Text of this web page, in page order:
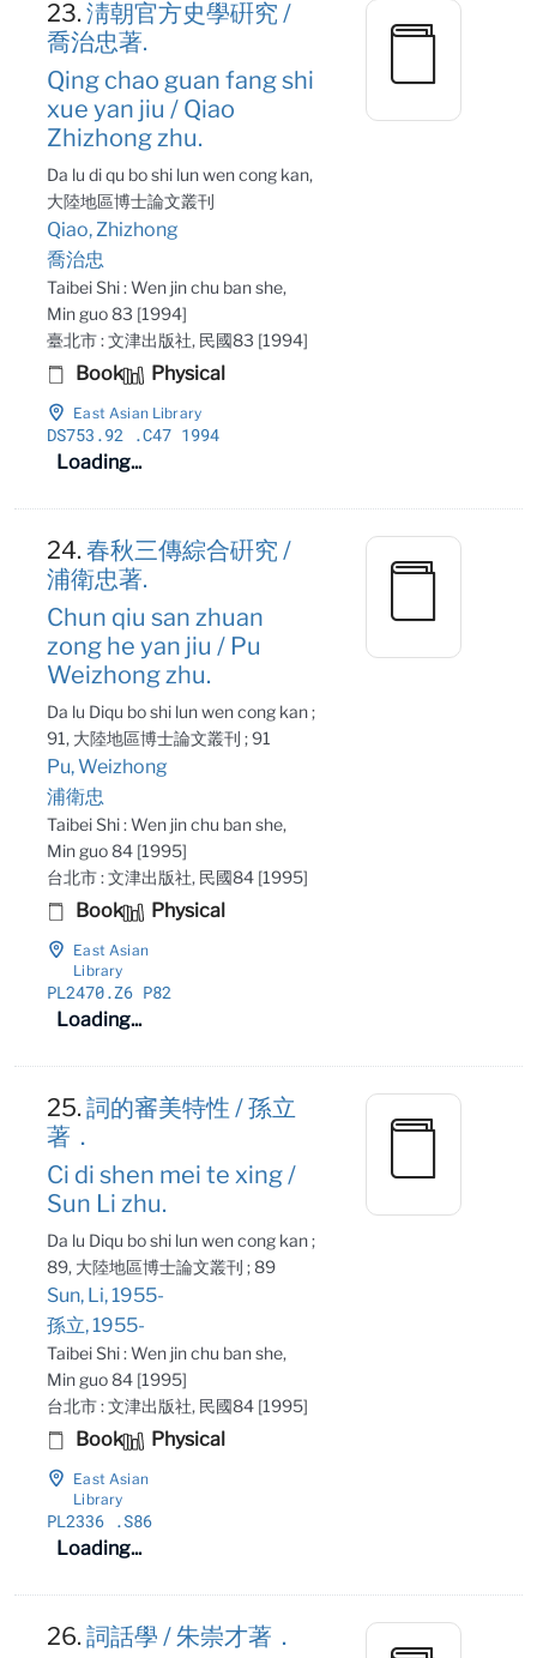
23.淸朝官方史學硏究 /
喬治忠著.
Qing chao guan fang shi
xue yan jiu / Qiao
Zhizhong zhu.
Da lu di qu bo shi lun wen cong kan,
大陸地區博士論文叢刊
Qiao, Zhizhong
喬治忠
Taibei Shi : Wen jin chu ban she,
Min guo 83 [1994]
臺北市 : 文津出版社, 民國83 [1994]
Book Physical
East Asian Library
DS753 .92 .C47 1994
Loading...
24.春秋三傳綜合硏究 /
浦衛忠著.
Chun qiu san zhuan
zong he yan jiu / Pu
Weizhong zhu.
Da lu Diqu bo shi lun wen cong kan ;
91, 大陸地區博士論文叢刊 ; 91
Pu, Weizhong
浦衛忠
Taibei Shi : Wen jin chu ban she,
Min guo 84 [1995]
台北市 : 文津出版社, 民國84 [1995]
Book Physical
East Asian
Library
PL2470.Z6 P82
Loading...
25.詞的審美特性 / 孫立
著．
Ci di shen mei te xing /
Sun Li zhu.
Da lu Diqu bo shi lun wen cong kan ;
89, 大陸地區博士論文叢刊 ; 89
Sun, Li, 1955-
孫立, 1955-
Taibei Shi : Wen jin chu ban she,
Min guo 84 [1995]
台北市 : 文津出版社, 民國84 [1995]
Book Physical
East Asian
Library
PL2336 .S86
Loading...
26.詞話學 / 朱崇才著．